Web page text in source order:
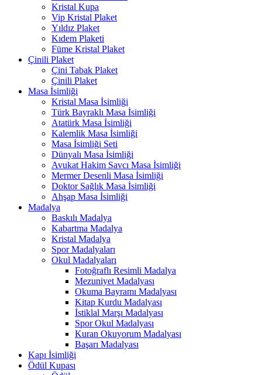
Kristal Kupa
Vip Kristal Plaket
Yıldız Plaket
Kıdem Plaketi
Füme Kristal Plaket
Çinili Plaket
Çini Tabak Plaket
Çinili Plaket
Masa İsimliği
Kristal Masa İsimliği
Türk Bayraklı Masa İsimliği
Atatürk Masa İsimliği
Kalemlik Masa İsimliği
Masa İsimliği Seti
Dünyalı Masa İsimliği
Avukat Hakim Savcı Masa İsimliği
Mermer Desenli Masa İsimliği
Doktor Sağlık Masa İsimliği
Ahşap Masa İsimliği
Madalya
Baskılı Madalya
Kabartma Madalya
Kristal Madalya
Spor Madalyaları
Okul Madalyaları
Fotoğraflı Resimli Madalya
Mezuniyet Madalyası
Okuma Bayramı Madalyası
Kitap Kurdu Madalyası
İstiklal Marşı Madalyası
Spor Okul Madalyası
Kuran Okuyorum Madalyası
Başarı Madalyası
Kapı İsimliği
Ödül Kupası